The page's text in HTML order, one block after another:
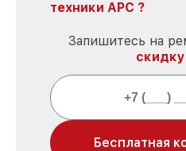
техники APC ?
Запишитесь на
Бесплатная